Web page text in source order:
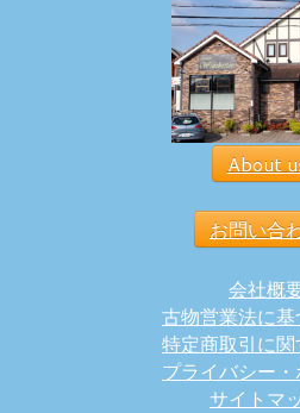
About
お問い合
会社概
古物営業法に
特定商取引に
プライバシー
サイトマ